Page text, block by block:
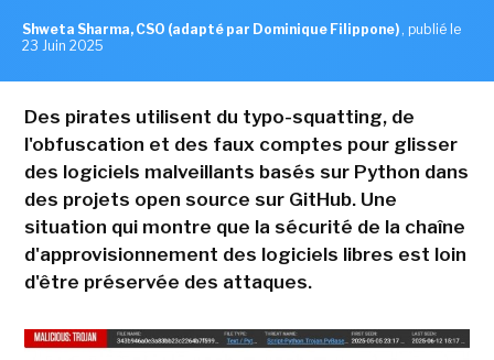
Shweta Sharma, CSO (adapté par Dominique Filippone) , publié le
23 Juin 2025
Des pirates utilisent du typo-squatting, de
l'obfuscation et des faux comptes pour glisser
des logiciels malveillants basés sur Python dans
des projets open source sur GitHub. Une
situation qui montre que la sécurité de la chaîne
d'approvisionnement des logiciels libres est loin
d'être préservée des attaques.